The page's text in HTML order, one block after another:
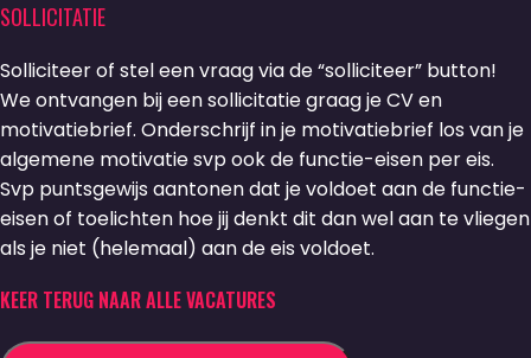
SOLLICITATIE
Solliciteer of stel een vraag via de “solliciteer” button!
We ontvangen bij een sollicitatie graag je CV en
motivatiebrief. Onderschrijf in je motivatiebrief los van je
algemene motivatie svp ook de functie-eisen per eis.
Svp puntsgewijs aantonen dat je voldoet aan de functie-
eisen of toelichten hoe jij denkt dit dan wel aan te vliegen
als je niet (helemaal) aan de eis voldoet.
KEER TERUG NAAR ALLE VACATURES